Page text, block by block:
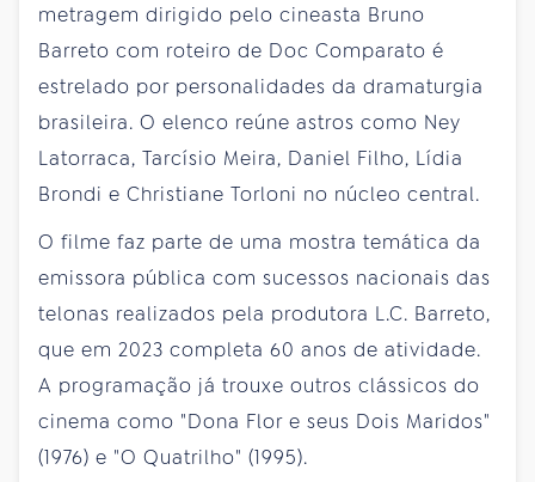
metragem dirigido pelo cineasta Bruno
Barreto com roteiro de Doc Comparato é
estrelado por personalidades da dramaturgia
brasileira. O elenco reúne astros como Ney
Latorraca, Tarcísio Meira, Daniel Filho, Lídia
Brondi e Christiane Torloni no núcleo central.
O filme faz parte de uma mostra temática da
emissora pública com sucessos nacionais das
telonas realizados pela produtora L.C. Barreto,
que em 2023 completa 60 anos de atividade.
A programação já trouxe outros clássicos do
cinema como "Dona Flor e seus Dois Maridos"
(1976) e "O Quatrilho" (1995).